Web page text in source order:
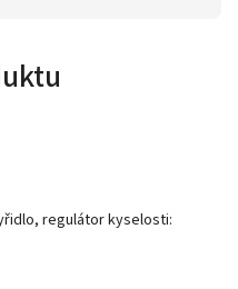
regulátor kyselosti: